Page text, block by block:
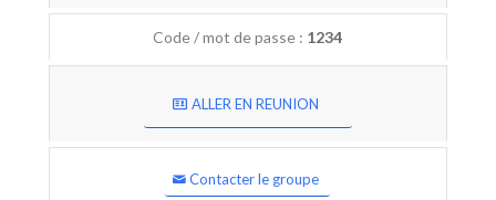
Code / mot de passe : 1234
ALLER EN REUNION
Contacter le groupe